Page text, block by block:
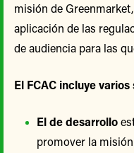
misión de
aplicación de las
de audiencia para las
El FCAC incluye
El de desarrollo
promover la